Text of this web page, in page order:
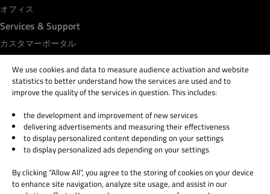
オフィス
Services & Support
カスタマーポータル
© 2026 The Qt Company
Legal Notice
Privacy and Cookie Policy
Trust Center
Cookie Settings
We use cookies and data to measure audience activation and website
statistics to better understand how the services are used and to
improve the quality of the services in question. This includes:
the development and improvement of new services
delivering advertisements and measuring their effectiveness
to display personalized content depending on your settings
to display personalized ads depending on your settings
By clicking “Allow All”, you agree to the storing of cookies on your device
to enhance site navigation, analyze site usage, and assist in our